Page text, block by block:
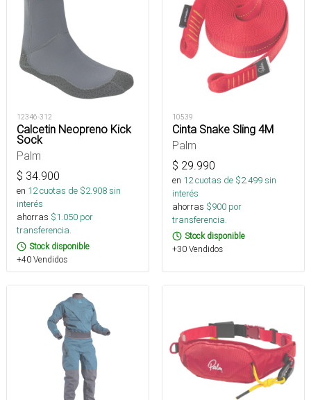
12346-312
Calcetin Neopreno Kick
Sock
Palm
$ 34.900
en 12cuotas de $2.908sin
interés
ahorras $1.050 por
transferencia.
Stock disponible
+40 Vendidos
10539
Cinta Snake Sling 4M
Palm
$ 29.990
en 12cuotas de $2.499sin
interés
ahorras $900 por
transferencia.
Stock disponible
+30 Vendidos